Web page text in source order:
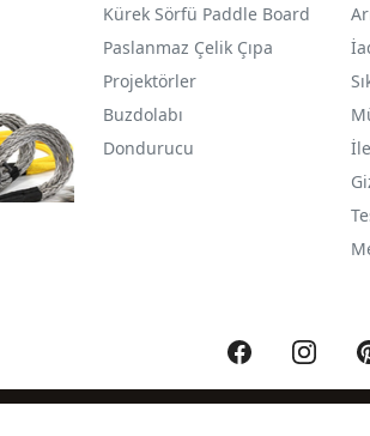
Kürek Sörfü Paddle Board
Paslanmaz Çelik Çıpa
Projektörler
Buzdolabı
Dondurucu